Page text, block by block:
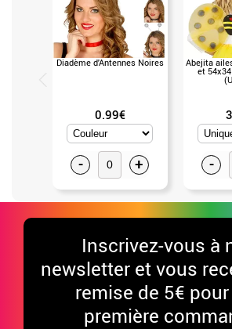
Diadème d'Antennes Noires
0.99€
- +
Abejita
et
-
Inscrivez-vous à
newsletter et vous
remise de 5€
première